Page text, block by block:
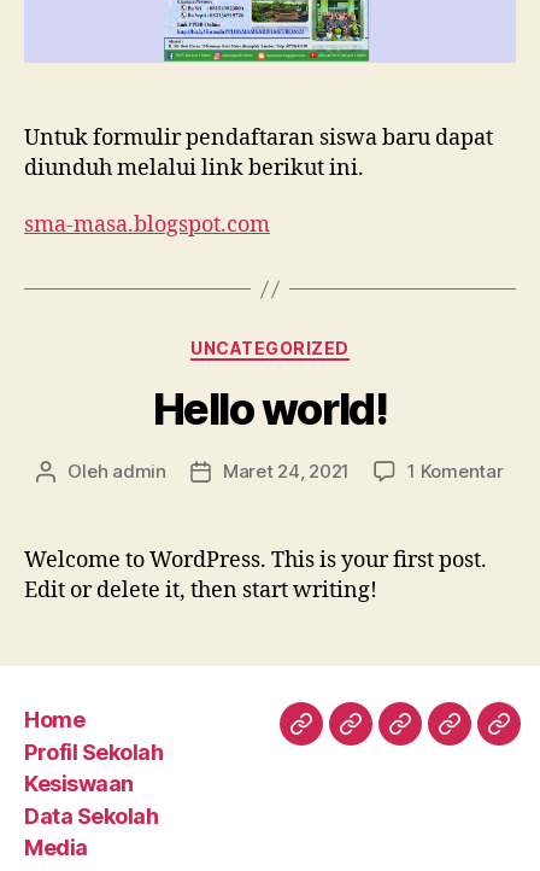
Untuk formulir pendaftaran siswa baru dapat
diunduh melalui link berikut ini.
sma-masa.blogspot.com
Kategori
UNCATEGORIZED
Hello world!
Penulis
Oleh admin
Tanggal
Maret 24, 2021 1 Komentar
Welcome to WordPress. This is your first post.
Edit or delete it, then start writing!
Home
Profil Sekolah
Kesiswaan
Data Sekolah
Media
HomeProfilKesiswaan
Data